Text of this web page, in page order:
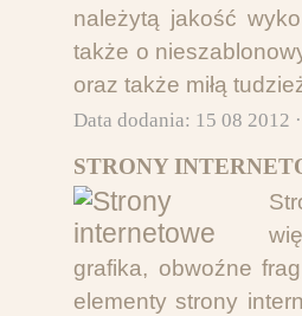
należytą jakość
także o
oraz także miłą
Data dodania: 15 08 2012
STRONY
grafika, obwoźne
elementy strony